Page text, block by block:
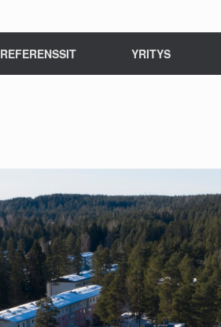
REFERENSSIT YRITYS